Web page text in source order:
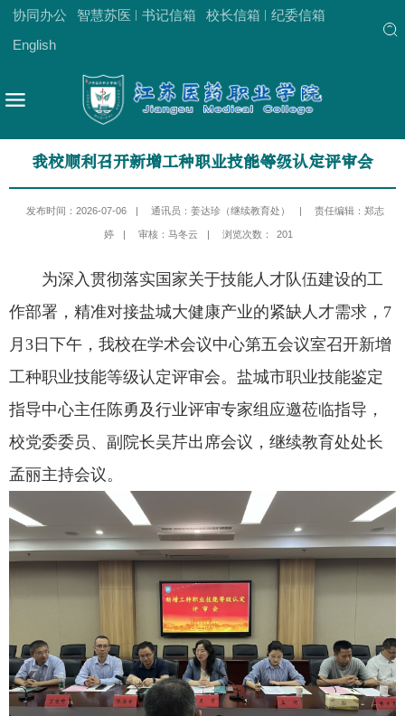
协同办公 智慧苏医 书记信箱 校长信箱
纪委信箱
English
我校顺利召开新增工种职业技能等级认定评审会
发布时间：2026-07-06 | 通讯员：姜达珍（继续教育处） | 责任编辑：郑志
婷 | 审核：马冬云 | 浏览次数： 201
为深入贯彻落实国家关于技能人才队伍建设的工
作部署，精准对接盐城大健康产业的紧缺人才需求，7
月3日下午，我校在学术会议中心第五会议室召开新增
工种职业技能等级认定评审会。盐城市职业技能鉴定
指导中心主任陈勇及行业评审专家组应邀莅临指导，
校党委委员、副院长吴芹出席会议，继续教育处处长
孟丽主持会议。